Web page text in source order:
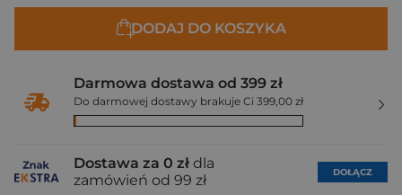
DODAJ DO KOSZYKA
Darmowa dostawa od 399 zł
Do darmowej dostawy brakuje Ci 399,00 zł
Dostawa za 0 zł dla
zamówień od 99 zł
DOŁĄCZ